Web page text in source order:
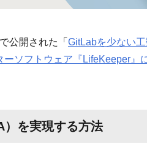
公開された「 GitLabを少ない
ソフトウェア『LifeKeeper』
を実現する方法